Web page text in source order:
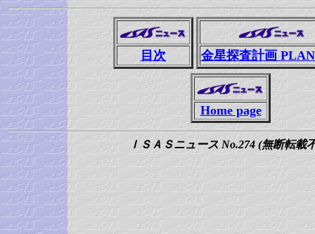
目次 金星探査計画
Home page
ＩＳＡＳニュース No.274 (無断転載